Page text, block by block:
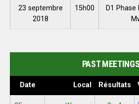
23 septembre
2018
15h00
D1 Phase
PAST MEETINGS
Date Local Résultats